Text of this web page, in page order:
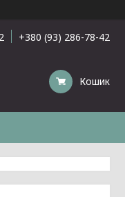
+380 (93) 286-78-42
Кошик